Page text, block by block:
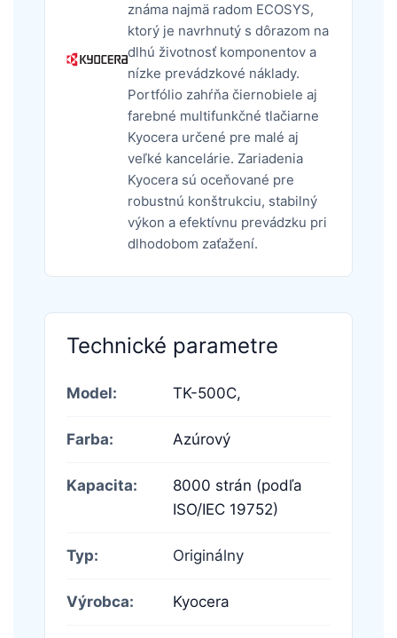
známa najmä radom ECOSYS,
ktorý je navrhnutý s dôrazom na
dlhú životnosť komponentov a
nízke prevádzkové náklady.
Portfólio zahŕňa čiernobiele aj
farebné multifunkčné tlačiarne
Kyocera určené pre malé aj
veľké kancelárie. Zariadenia
Kyocera sú oceňované pre
robustnú konštrukciu, stabilný
výkon a efektívnu prevádzku pri
dlhodobom zaťažení.
Technické parametre
Model: TK-500C,
Farba: Azúrový
Kapacita:
8000 strán (podľa
ISO/IEC 19752)
Typ: Originálny
Výrobca: Kyocera